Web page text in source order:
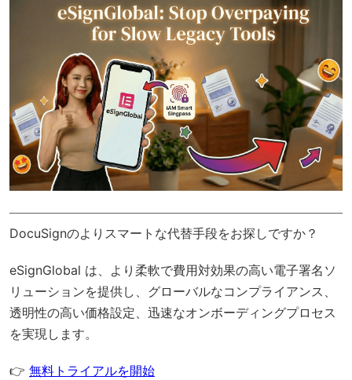
DocuSignのよりスマートな代替手段をお探しですか？
eSignGlobal は、より柔軟で費用対効果の高い電子署名ソ
リューションを提供し、 グローバルなコンプライアンス
透明性の高い価格設定、迅速なオンボーディングプロセス
を実現します。
👉 無料トライアルを開始